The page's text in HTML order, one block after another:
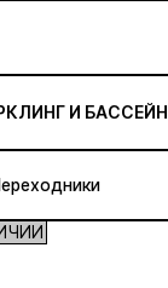
И БАССЕЙН